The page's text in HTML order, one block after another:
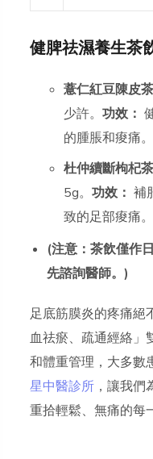
健脾祛濕養生茶
薏仁紅豆陳皮茶
少許。 功效：
的腫脹和痠痛。
杜仲續斷枸杞茶
5g。 功效： 補
致的足部痠痛。
(注意：茶飲僅作
先諮詢醫師。)
足底筋膜炎的疼痛絕
血祛瘀、疏通經絡」
和體重管理，大多數
星中醫診所 ，讓我
重拾輕鬆、無痛的每